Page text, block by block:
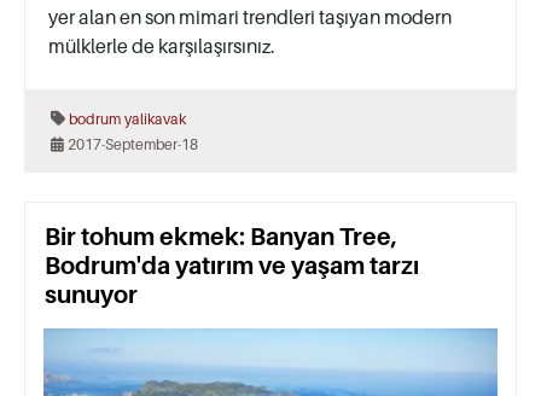
yer alan en son mimari trendleri taşıyan modern
mülklerle de karşılaşırsınız.
bodrum yalikavak
2017-September-18
Bir tohum ekmek: Banyan Tree,
Bodrum'da yatırım ve yaşam tarzı
sunuyor